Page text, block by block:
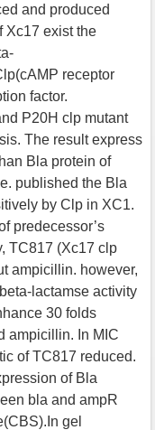
and produced
Xc17 exist the
receptor
factor.
P20H clp mutant
The result express
Bla protein of
published the Bla
by Clp in XC1.
predecessor’s
TC817 (Xc17 clp
ampicillin. however,
lactamse activity
30 folds
ampicillin. In MIC
of TC817 reduced.
of Bla
bla and ampR
gel